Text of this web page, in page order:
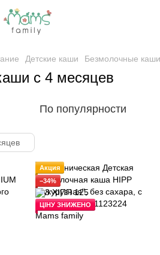
Детские каши Безмолочные каши
с 4 месяцев
По популярности
Акция
−34%
ЦІНУ ЗНИЖЕНО